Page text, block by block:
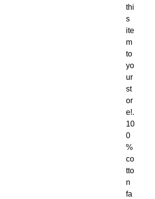
thi
s
ite
m
to
yo
ur
st
or
e!.
10
0
%
co
tto
n
fa